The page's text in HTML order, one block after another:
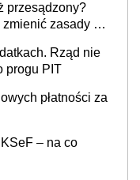
przesądzony?
zasady gry
Rząd nie
progu PIT
płatności za
– na co